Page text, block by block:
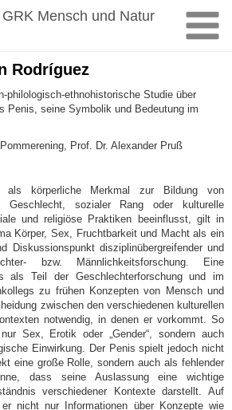
Mensch und Natur
Rodríguez
philologisch-ethnohistorische Studie über
Penis, seine Symbolik und Bedeutung im
Prof. Dr. Alexander Pruß
als körperliche Merkmal zur Bildung von
Geschlecht, sozialer Rang oder kulturelle
und religiöse Praktiken beeinflusst, gilt in
Körper, Sex, Fruchtbarkeit und Macht als ein
Diskussionspunkt disziplinübergreifender und
bzw. Männlichkeitsforschung. Eine
als Teil der Geschlechterforschung und im
zu frühen Konzepten von Mensch und
zwischen den verschiedenen kulturellen
notwendig, in denen er vorkommt. So
Sex, Erotik oder „Gender“, sondern auch
Einwirkung. Der Penis spielt jedoch nicht
eine große Rolle, sondern auch als fehlender
dass seine Auslassung eine wichtige
verschiedener Kontexte darstellt. Auf
nicht nur Informationen über Konzepte wie